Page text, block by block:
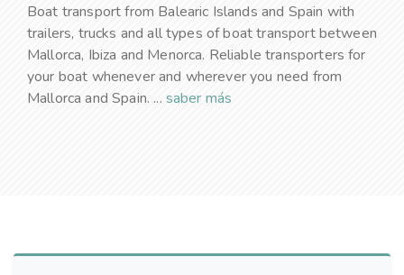
Boat transport from Balearic Islands and Spain with
trailers, trucks and all types of boat transport between
Mallorca, Ibiza and Menorca. Reliable transporters for
your boat whenever and wherever you need from
Mallorca and Spain. ... saber más